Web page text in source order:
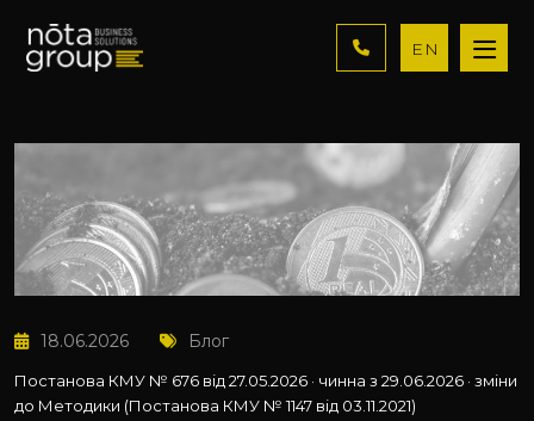
EN
18.06.2026 Блог
Постанова КМУ № 676 від 27.05.2026 · чинна з 29.06.2026 · зміни
до Методики (Постанова КМУ № 1147 від 03.11.2021)